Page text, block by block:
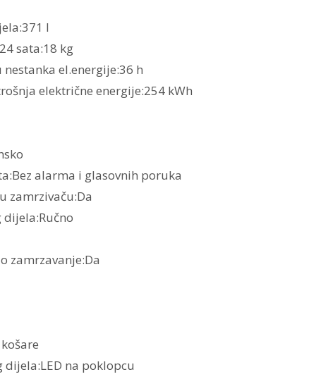
l
sata:18 kg
el.energije:36 h
električne energije:254 kWh
alarma i glasovnih poruka
zamrzivaču:Da
zamrzavanje:Da
dijela:LED na poklopcu